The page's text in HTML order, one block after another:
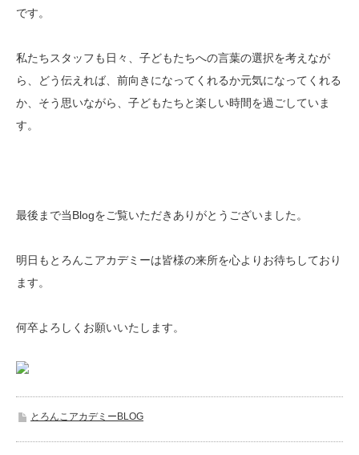
です。
私たちスタッフも日々、子どもたちへの言葉の選択を考えなが
ら、どう伝えれば、前向きになってくれるか元気になってくれる
か、そう思いながら、子どもたちと楽しい時間を過ごしていま
す。
最後まで当Blogをご覧いただきありがとうございました。
明日もとろんこアカデミーは皆様の来所を心よりお待ちしており
ます。
何卒よろしくお願いいたします。
とろんこアカデミーBLOG